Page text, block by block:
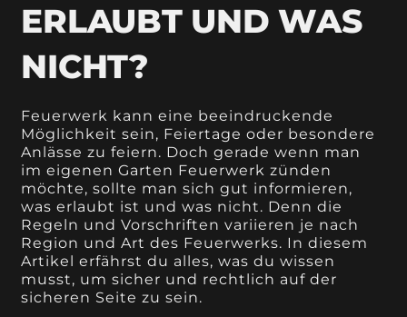
ERLAUBT UND WAS
NICHT?
Feuerwerk kann eine beeindruckende
Möglichkeit sein, Feiertage oder besondere
Anlässe zu feiern. Doch gerade wenn man
im eigenen Garten Feuerwerk zünden
möchte, sollte man sich gut informieren,
was erlaubt ist und was nicht. Denn die
Regeln und Vorschriften variieren je nach
Region und Art des Feuerwerks. In diesem
Artikel erfährst du alles, was du wissen
musst, um sicher und rechtlich auf der
sicheren Seite zu sein.